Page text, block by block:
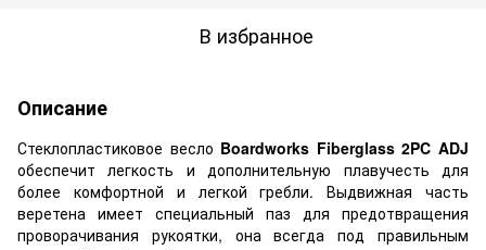
В избранное
Описание
Стеклопластиковое весло Boardworks Fiberglass 2PC ADJ
обеспечит легкость и дополнительную плавучесть для
более комфортной и легкой гребли. Выдвижная часть
веретена имеет специальный паз для предотвращения
проворачивания рукоятки, она всегда под правильным